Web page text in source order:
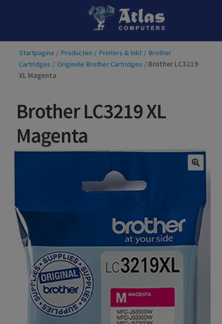
Ga
naar
navigatie
Ga
de
inhoud
Startpagina / Producten / Printers & Inkt / Brother
Cartridges / Originele Brother Cartridges / Brother LC3219
XL Magenta
Brother LC3219 XL
Magenta